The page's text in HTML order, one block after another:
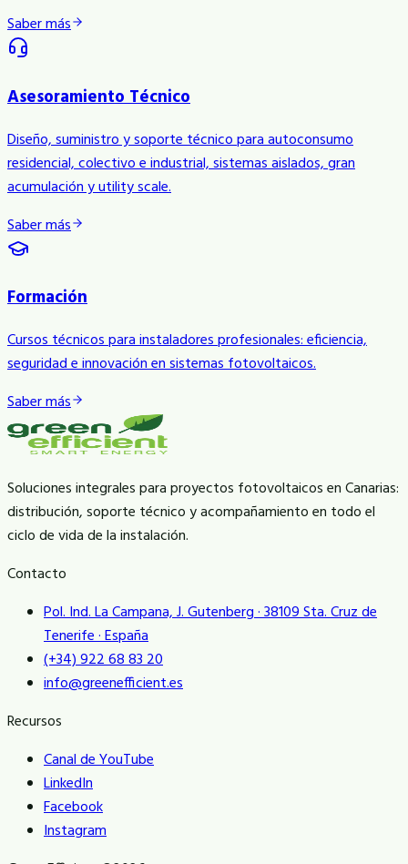
Saber más
Asesoramiento Técnico
Diseño, suministro y soporte técnico para autoconsumo
residencial, colectivo e industrial, sistemas aislados, gran
acumulación y utility scale.
Saber más
Formación
Cursos técnicos para instaladores profesionales: eficiencia,
seguridad e innovación en sistemas fotovoltaicos.
Saber más
Soluciones integrales para proyectos fotovoltaicos en Canarias:
distribución, soporte técnico y acompañamiento en todo el
ciclo de vida de la instalación.
Contacto
Pol. Ind. La Campana, J. Gutenberg · 38109 Sta. Cruz de
Tenerife · España
(+34) 922 68 83 20
info@greenefficient.es
Recursos
Canal de YouTube
LinkedIn
Facebook
Instagram